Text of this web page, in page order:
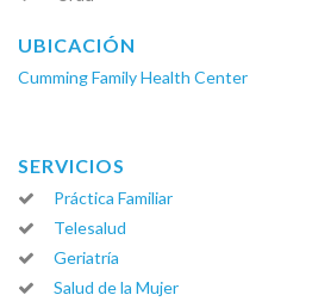
UBICACIÓN
Cumming Family Health Center
SERVICIOS
Práctica Familiar
Telesalud
Geriatría
Salud de la Mujer